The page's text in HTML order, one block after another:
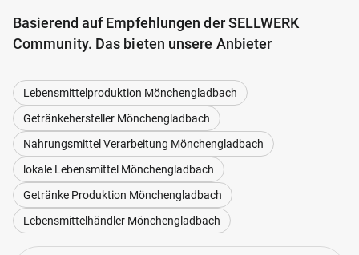
Basierend auf Empfehlungen der SELLWERK
Community. Das bieten unsere Anbieter
Lebensmittelproduktion Mönchengladbach
Getränkehersteller Mönchengladbach
Nahrungsmittel Verarbeitung Mönchengladbach
lokale Lebensmittel Mönchengladbach
Getränke Produktion Mönchengladbach
Lebensmittelhändler Mönchengladbach